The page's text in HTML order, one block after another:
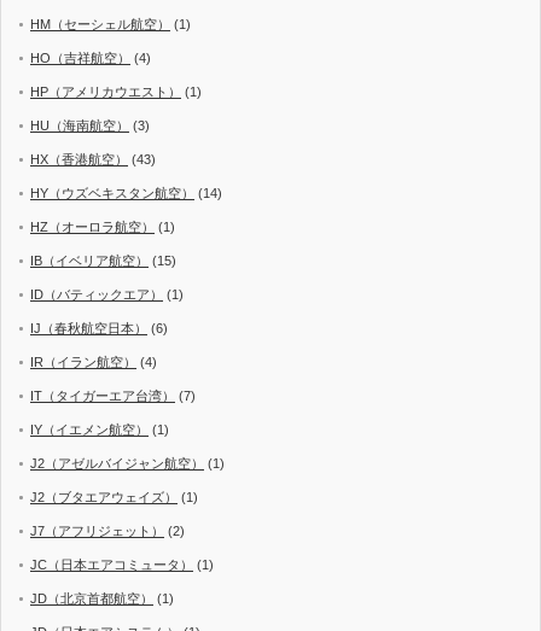
HM（セーシェル航空） (1)
HO（吉祥航空） (4)
HP（アメリカウエスト） (1)
HU（海南航空） (3)
HX（香港航空） (43)
HY（ウズベキスタン航空） (14)
HZ（オーロラ航空） (1)
IB（イベリア航空） (15)
ID（バティックエア） (1)
IJ（春秋航空日本） (6)
IR（イラン航空） (4)
IT（タイガーエア台湾） (7)
IY（イエメン航空） (1)
J2（アゼルバイジャン航空） (1)
J2（ブタエアウェイズ） (1)
J7（アフリジェット） (2)
JC（日本エアコミュータ） (1)
JD（北京首都航空） (1)